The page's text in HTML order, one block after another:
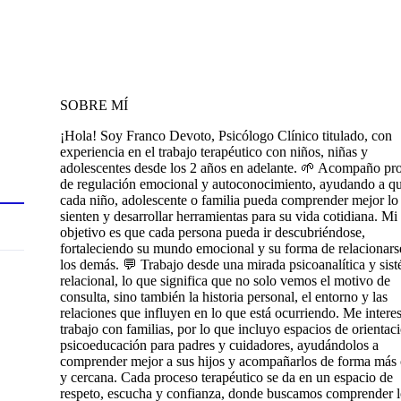
SOBRE MÍ
¡Hola! Soy Franco Devoto, Psicólogo Clínico titulado, con
experiencia en el trabajo terapéutico con niños, niñas y
adolescentes desde los 2 años en adelante. 🌱 Acompaño
de regulación emocional y autoconocimiento, ayudando a
cada niño, adolescente o familia pueda comprender mejor lo
sienten y desarrollar herramientas para su vida cotidiana. Mi
objetivo es que cada persona pueda ir descubriéndose,
fortaleciendo su mundo emocional y su forma de
los demás. 💬 Trabajo desde una mirada psicoanalítica y
relacional, lo que significa que no solo vemos el motivo de
consulta, sino también la historia personal, el entorno y las
relaciones que influyen en lo que está ocurriendo. Me
trabajo con familias, por lo que incluyo espacios de
psicoeducación para padres y cuidadores, ayudándolos a
comprender mejor a sus hijos y acompañarlos de forma más
y cercana. Cada proceso terapéutico se da en un espacio de
respeto, escucha y confianza, donde buscamos comprender